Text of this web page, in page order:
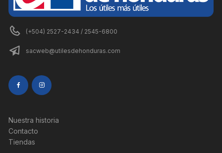
(+504) 2527-2434 / 2545-6800
sacweb@utilesdehonduras.com
Nuestra historia
Contacto
Tiendas